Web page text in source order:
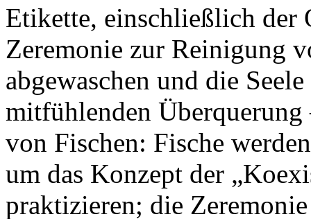
Etikette, einschließlich der
Zeremonie zur Reinigung
abgewaschen und die
mitfühlenden Überquerung
von Fischen: Fische
um das Konzept der
praktizieren; die